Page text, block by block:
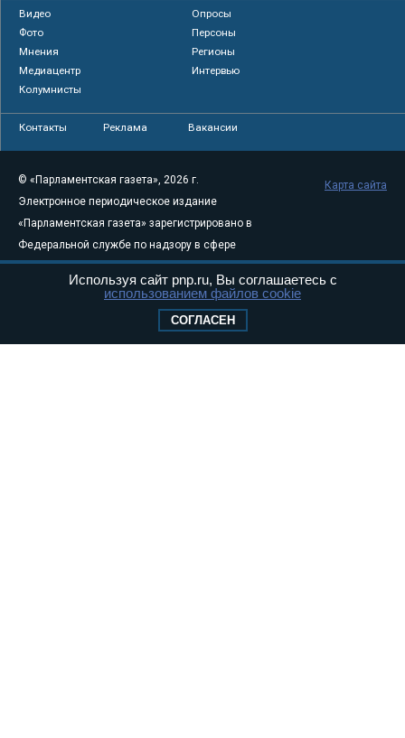
Видео
Опросы
Фото
Персоны
Мнения
Регионы
Медиацентр
Интервью
Колумнисты
Контакты Реклама Вакансии
© «Парламентская газета», 2026 г.
Электронное периодическое издание
«Парламентская газета» зарегистрировано в
Федеральной службе по надзору в сфере
связи, информационных технологий и
массовых коммуникаций (Роскомнадзор) 05
Свидетельство о регистрации Эл № ФС77-
Карта сайта
Используя сайт pnp.ru, Вы соглашаетесь с
использованием файлов cookie
СОГЛАСЕН